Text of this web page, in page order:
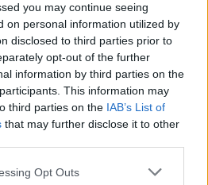
you may continue seeing
on personal information utilized by
disclosed to third parties prior to
opt-out of the further
information by third parties on the
This information may
third parties on the IAB’s List of
that may further disclose it to other
Opt Outs